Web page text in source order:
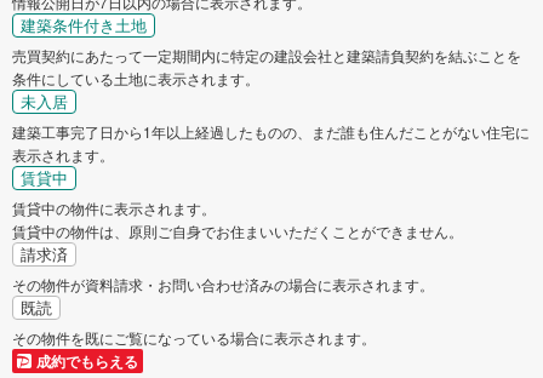
建築条件付き土地
売買契約にあたって一定期間内に特定の建設会社と建築請負契約を結ぶことを
条件にしている土地に表示されます。
未入居
建築工事完了日から1年以上経過したものの、まだ誰も住んだことがない住宅に
表示されます。
賃貸中
賃貸中の物件に表示されます。
賃貸中の物件は、原則ご自身でお住まいいただくことができません。
請求済
その物件が資料請求・お問い合わせ済みの場合に表示されます。
既読
その物件を既にご覧になっている場合に表示されます。
成約でもらえる